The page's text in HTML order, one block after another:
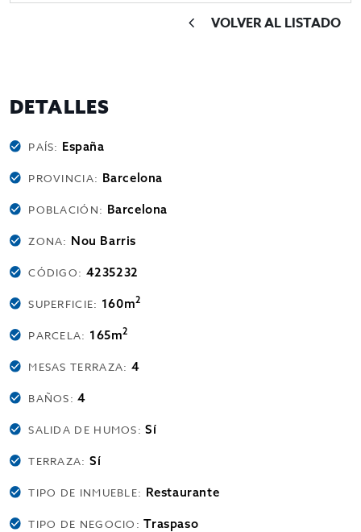
VOLVER AL LISTADO
DETALLES
PAÍS: España
PROVINCIA: Barcelona
POBLACIÓN: Barcelona
ZONA: Nou Barris
CÓDIGO: 4235232
SUPERFICIE: 160m2
PARCELA: 165m2
MESAS TERRAZA: 4
BAÑOS:4
SALIDA DE HUMOS:Sí
TERRAZA: Sí
TIPO DE INMUEBLE: Restaurante
TIPO DE NEGOCIO:Traspaso